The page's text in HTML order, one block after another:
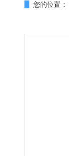
您的位置：